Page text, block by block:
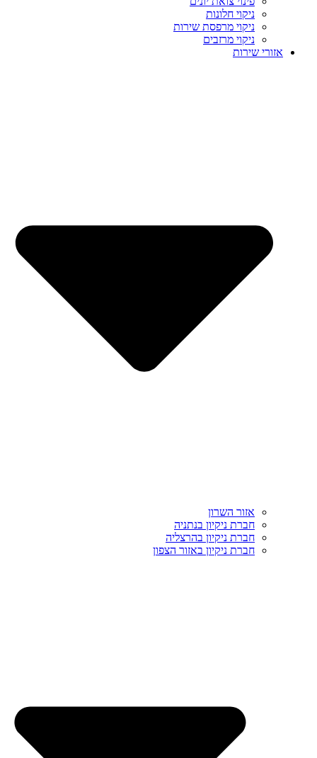
ניקוי חלונות
ניקוי מרפסת שירות
ניקוי מרזבים
אזורי שירות
אזור השרון
חברת ניקיון בנתניה
חברת ניקיון בהרצליה
חברת ניקיון באזור הצפון